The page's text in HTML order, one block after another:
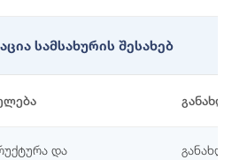
სამსახურის შესახებ
და